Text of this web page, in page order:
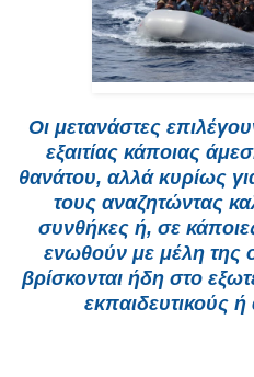
Οι μετανάστες
εξαιτίας κάποιας
θανάτου, αλλά κυρίως
τους αναζητώντας
συνθήκες ή, σε
ενωθούν με μέλη της
βρίσκονται ήδη στο
εκπαιδευτικούς